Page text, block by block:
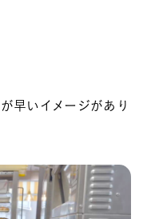
早いイメージがあり